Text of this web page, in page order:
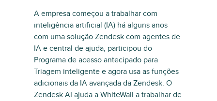
A empresa começou a trabalhar com
inteligência artificial (IA) há alguns anos
com uma solução Zendesk com agentes de
IA e central de ajuda, participou do
Programa de acesso antecipado para
Triagem inteligente e agora usa as funções
adicionais da IA avançada da Zendesk. O
Zendesk AI ajuda a WhiteWall a trabalhar de